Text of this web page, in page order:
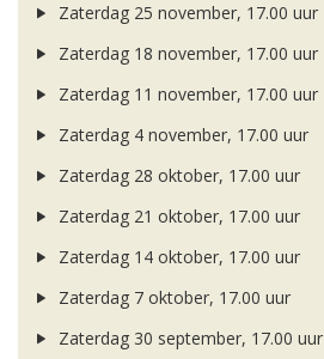
Zaterdag 25 november, 17.00 uur
Zaterdag 18 november, 17.00 uur
Zaterdag 11 november, 17.00 uur
Zaterdag 4 november, 17.00 uur
Zaterdag 28 oktober, 17.00 uur
Zaterdag 21 oktober, 17.00 uur
Zaterdag 14 oktober, 17.00 uur
Zaterdag 7 oktober, 17.00 uur
Zaterdag 30 september, 17.00 uur